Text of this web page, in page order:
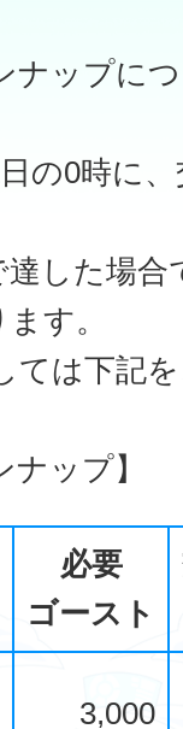
ナップに
の0時に
した場合
す。
ては下記
ップ】
必要
ゴースト
3,000